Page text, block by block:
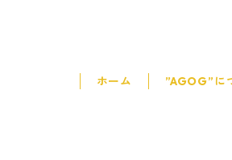
ホーム ”AGOG”に